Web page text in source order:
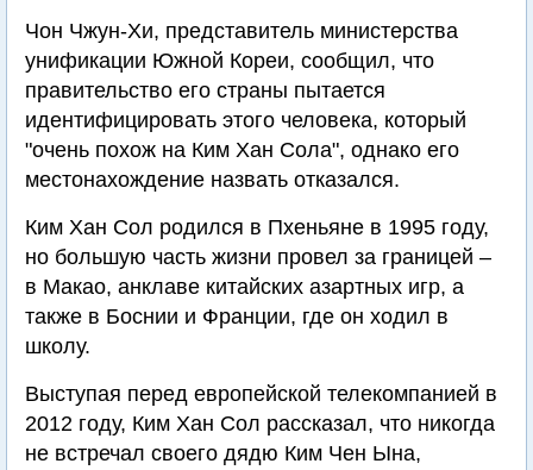
Чон Чжун-Хи, представитель министерства
унификации Южной Кореи, сообщил, что
правительство его страны пытается
идентифицировать этого человека, который
"очень похож на Ким Хан Сола", однако его
местонахождение назвать отказался.
Ким Хан Сол родился в Пхеньяне в 1995 году,
но большую часть жизни провел за границей –
в Макао, анклаве китайских азартных игр, а
также в Боснии и Франции, где он ходил в
школу.
Выступая перед европейской телекомпанией в
2012 году, Ким Хан Сол рассказал, что никогда
не встречал своего дядю Ким Чен Ына,